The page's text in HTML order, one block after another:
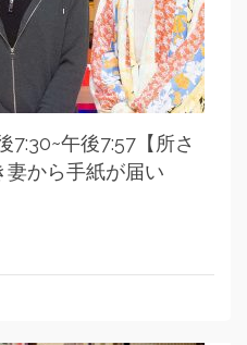
7:30~午後7:57【所さ
妻から手紙が届い